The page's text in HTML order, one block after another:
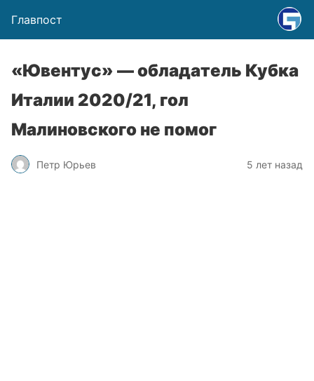
Главпост
«Ювентус» — обладатель Кубка
Италии 2020/21, гол
Малиновского не помог
Петр Юрьев 5 лет назад